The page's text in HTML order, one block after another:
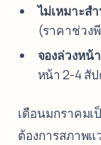
ไม่เหมาะส
(ราคาช่วง
จองล่วงหน้า
หน้า 2-4 สั
เดือนมกราคมเ
ต้องการสภาพแ